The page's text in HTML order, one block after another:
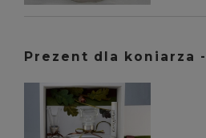
Prezent dla koniarza